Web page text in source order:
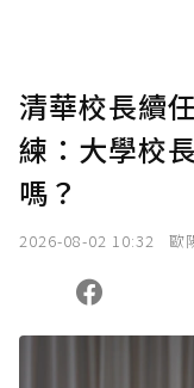
您當前剩餘 U
清華校長續
練：大學校
嗎？
2026-08-02 10:32 歐